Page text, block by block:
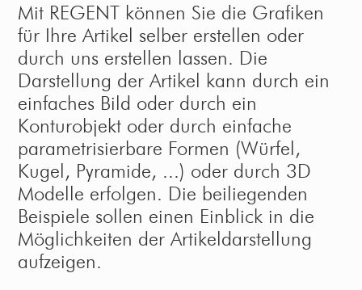
Mit REGENT können Sie die Grafiken
für Ihre Artikel selber erstellen oder
durch uns erstellen lassen. Die
Darstellung der Artikel kann durch ein
einfaches Bild oder durch ein
Konturobjekt oder durch einfache
parametrisierbare Formen (Würfel,
Kugel, Pyramide, ...) oder durch 3D
Modelle erfolgen. Die beiliegenden
Beispiele sollen einen Einblick in die
Möglichkeiten der Artikeldarstellung
aufzeigen.